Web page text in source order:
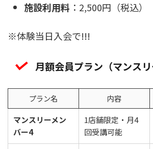
施設利用料 ：2,500円（税込）
※体験当日入会で!!!
月額会員プラン（マンスリ
プラン名 内容
マンスリーメン
バー4
1店舗限定・月4
回受講可能